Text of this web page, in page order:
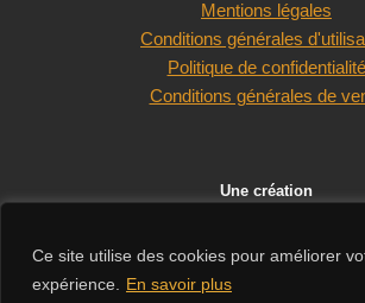
Ce site utilise des cookies pour améliorer
expérience.
En savoir plus
Mentions légales
Conditions générales
Politique de confidentialité
Conditions générales de
Une création